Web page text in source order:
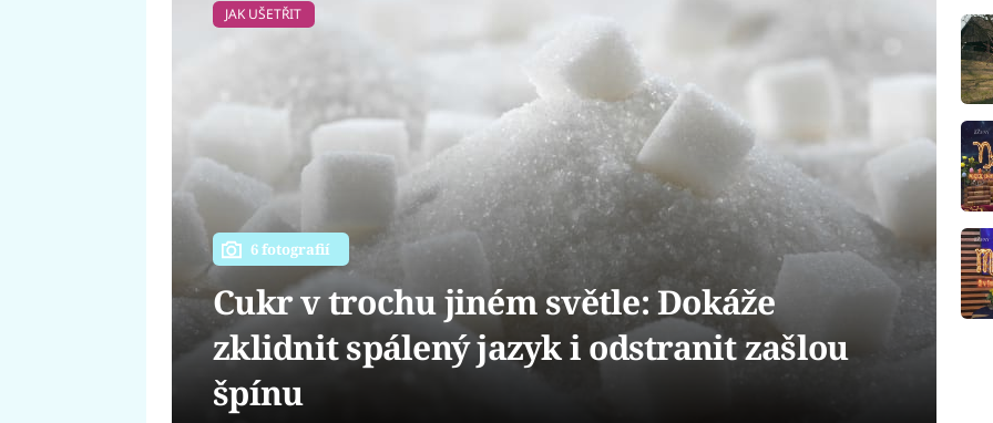
JAK UŠETŘIT
6 fotografií
Cukr v trochu jiném světle: Dokáže
zklidnit spálený jazyk i odstranit zašlou
špínu